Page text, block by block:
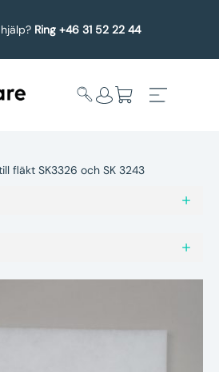
Ring +46 31 52 22 44
undermeny
Service
fläkt SK3326 och SK 3243